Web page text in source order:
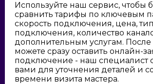
Используйте наш сервис, чтобы
сравнить тарифы по ключевым
скорость подключения, цена, тип
подключения, количество
дополнительным услугам.
можете сразу оставить онлайн-
подключение - наш специалист
вами для уточнения деталей и
времени визита мастера.